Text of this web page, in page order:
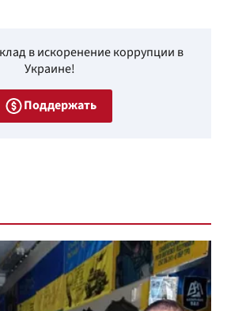
в искоренение коррупции в
Украине!
Поддержать